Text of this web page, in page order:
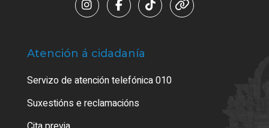
Atención á cidadanía
Servizo de atención telefónica 010
Suxestións e reclamacións